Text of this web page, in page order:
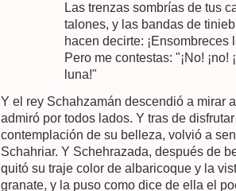
Las trenzas sombrías de tus
talones, y las bandas de
hacen decirte:
Pero me contestas: "¡No!
luna!"
Y el rey Schahzamán descendió a mirar
admiró por todos lados. Y tras de
contemplación de su belleza, volvió a
Schahriar. Y Schehrazada, después de
quitó su traje color de albaricoque y la
granate, y la puso como dice de ella el